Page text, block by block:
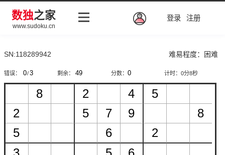
数独之家
www.sudoku.cn
登录 注册
SN:118289942 难易程度：困难
错误： / 剩余： 分数： 计时：0分8秒